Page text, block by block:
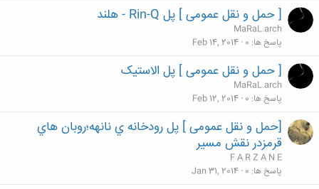
[ حمل و نقل عمومی ] پل Rin-Q - هلند
MaRaL.arch
پاسخ ها 0
Feb 14, 2014
[ حمل و نقل عمومی ] پل الاستیک
MaRaL.arch
پاسخ ها 0
Feb 12, 2014
[حمل و نقل عمومی ] پل رودخانه ي نانهه؛روبان هاي
قرمزدر نقش مسير
F A R Z A N E
پاسخ ها 0
Jan 31, 2014